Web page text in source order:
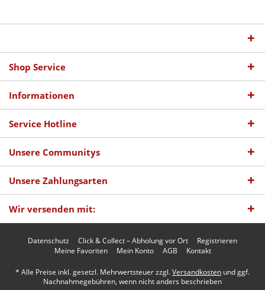
Shop Service
Informationen
Service Hotline
Unsere Communitys
Unsere Zahlungsarten
Wir versenden mit:
Datenschutz Click & Collect – Abholung vor Ort
Registrieren
Meine Favoriten
Mein Konto AGB Kontakt
* Alle Preise inkl. gesetzl. Mehrwertsteuer zzgl.Versandkosten und ggf.
Nachnahmegebühren, wenn nicht anders beschrieben